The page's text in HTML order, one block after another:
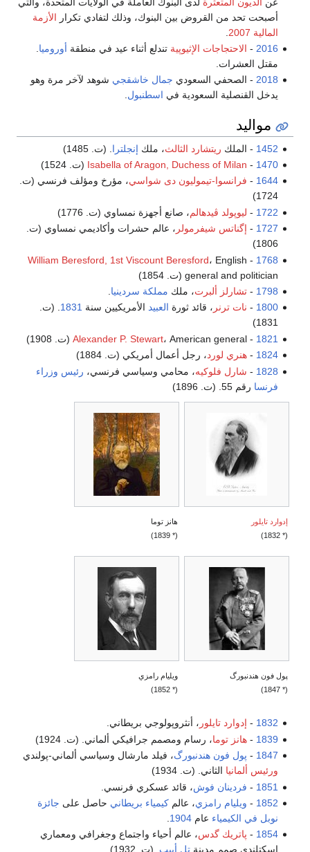
أصبحت تحد من القروض بين البنوك، وذلك لتفادي تكرار الأزمة
المالية 2007
2016
- الاحتجاجات الإثيوپية تندلع أثناء عيد في منطقة أوروميا
مقتل العشرات.
2018 - الصحفي السعودي جمال خاشقجي شوهد لآخر مرة وهو
يدخل القنصلية السعودية في اسطنبول.
مواليد
1452 - الملك ريتشارد الثالث، ملك إنجلترا . (ت. 1485)
1470
-
Isabella of Aragon, Duchess of Milan (ت. 1524)
1644
- فرانسوا-تيموليون دى شواسي، مؤرخ ومؤلف فرنسي (ت.
1724)
1722
- ليوپولد ڤيدهالم، صانع أجهزة نمساوي (ت. 1776)
1727
- إگناتس شيفرمولر ، عالم حشرات وأكاديمي نمساوي (ت.
1806)
1768
-
William Beresford, 1st Viscount Beresford، English
general and politician (ت. 1854)
1798
-تشارلز ألبرت، ملك مملكة سردينيا
1800
- نات ترنر ، قائد ثورة العبيد الأمريكيين سنة 1831. (ت.
1831)
1821
-
Alexander P. Stewart، American general (ت. 1908)
1824
-هنري لورد، رجل أعمال أمريكي (ت. 1884)
1828
- شارل فلوكيه، محامي وسياسي فرنسي، رئيس وزراء
فرنسا رقم 55. (ت. 1896)
إدوارد تايلور
(* 1832)
هانز توما
(* 1839)
پول فون هندنبورگ
(* 1847)
ويليام رامزي
(* 1852)
1832
- إدوارد تايلور ، أنثروپولوجي بريطاني.
1839
-هانز توما، رسام ومصمم جرافيكي ألماني. (ت. 1924)
1847
- پول فون هندنبورگ، فيلد مارشال وسياسي ألماني-پولندي
ورئيس ألمانيا الثاني. (ت. 1934)
1851
- فردينان فوش، قائد عسكري فرنسي.
1852
- ويليام رامزي، عالمكيمياء بريطاني حاصل على جائزة
نوبل في الكيمياء عام1904
1854
- پاتريك گدس، عالم أحياء واجتماع وجغرافي ومعماري
اسكتلندي صمم مدينةتل أبيب . (ت. 1932)